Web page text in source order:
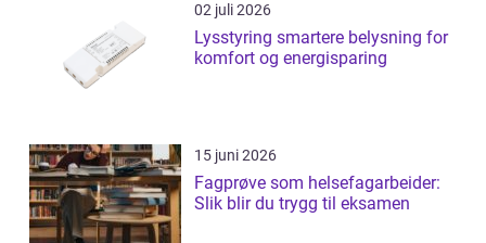
02 juli 2026
Lysstyring smartere belysning for
komfort og energisparing
15 juni 2026
Fagprøve som helsefagarbeider:
Slik blir du trygg til eksamen